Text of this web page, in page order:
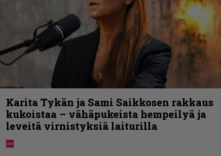
Karita Tykän ja Sami Saikkosen rakkaus
kukoistaa – vähäpukeista hempeilyä ja
leveitä virnistyksiä laiturilla